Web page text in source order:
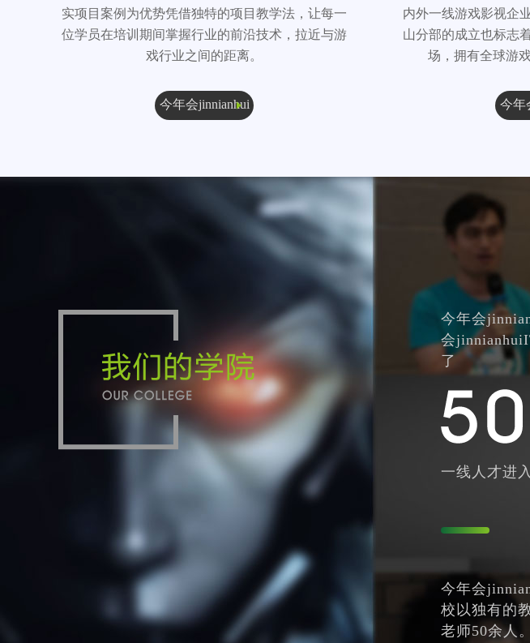
实项目案例为优势凭借独特的项目教学法，让每一
位学员在培训期间掌握行业的前沿技术，拉近与游
戏行业之间的距离。
今年会jinnianhui
内外一线游戏影视企
山分部的成立也标志
场，拥有全球游
今年
今年会
会
了
一线人才进
今年会
校以独有的
老师50余人